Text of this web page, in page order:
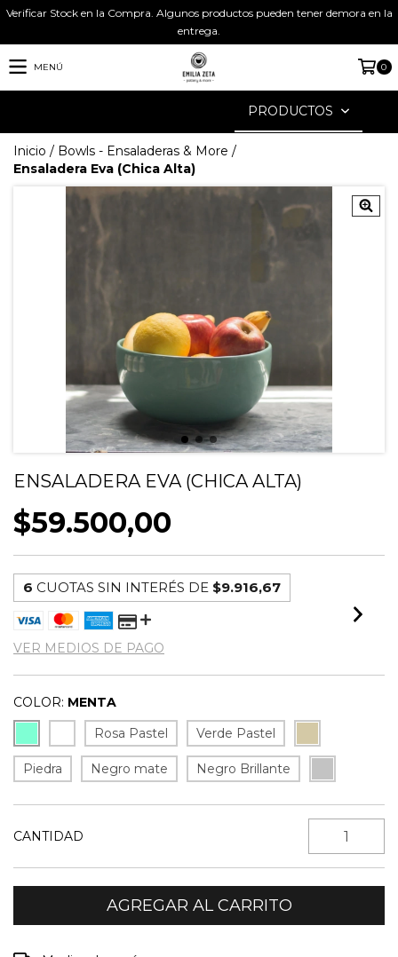
Verificar Stock en la Compra. Algunos productos pueden tener demora en la
entrega.
MENÚ 0
PRODUCTOS
Inicio / Bowls - Ensaladeras & More /
Ensaladera Eva (Chica Alta)
ENSALADERA EVA (CHICA ALTA)
$59.500,00
6 CUOTAS SIN INTERÉS DE $9.916,67
VER MEDIOS DE PAGO
COLOR: MENTA
Rosa Pastel
Verde Pastel
Piedra Negro mate Negro Brillante
CANTIDAD